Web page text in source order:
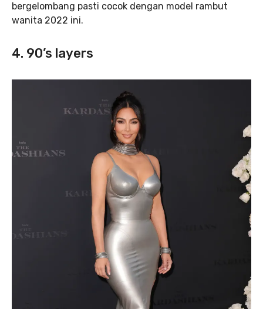
bergelombang pasti cocok dengan model rambut
wanita 2022 ini.
4. 90’s layers